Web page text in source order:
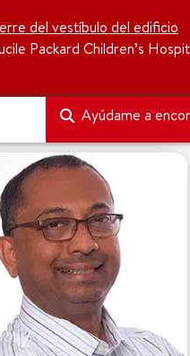
del vestíbulo del edificio
Packard Children’s
Ayúdame a